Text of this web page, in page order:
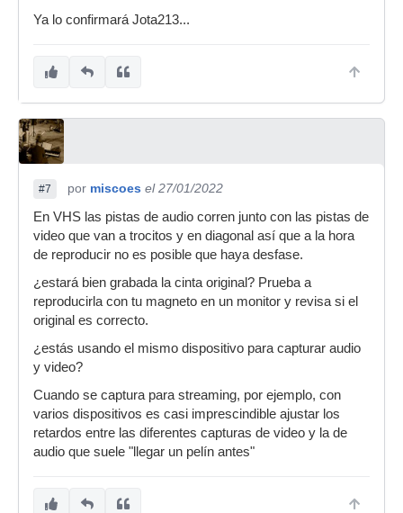
Ya lo confirmará Jota213...
#7 por miscoes el 27/01/2022
En VHS las pistas de audio corren junto con las pistas de
video que van a trocitos y en diagonal así que a la hora
de reproducir no es posible que haya desfase.
¿estará bien grabada la cinta original? Prueba a
reproducirla con tu magneto en un monitor y revisa si el
original es correcto.
¿estás usando el mismo dispositivo para capturar audio
y video?
Cuando se captura para streaming, por ejemplo, con
varios dispositivos es casi imprescindible ajustar los
retardos entre las diferentes capturas de video y la de
audio que suele "llegar un pelín antes"